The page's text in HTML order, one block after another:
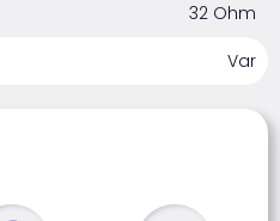
32 Ohm
Var